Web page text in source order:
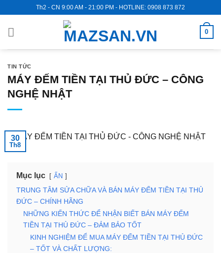
content
Th2 - CN 9:00 AM - 21:00 PM - HOTLINE: 0908 873 872
0
TIN TỨC
MÁY ĐẾM TIỀN TẠI THỦ ĐỨC – CÔNG
NGHỆ NHẬT
30
Th8
Mục lục ẨN
TRUNG TÂM SỬA CHỮA VÀ BÁN MÁY ĐẾM TIỀN TẠI THỦ
ĐỨC – CHÍNH HÃNG
NHỮNG KIẾN THỨC ĐỂ NHẬN BIẾT BÁN MÁY ĐẾM
TIỀN TẠI THỦ ĐỨC – ĐẢM BẢO TỐT
KINH NGHIỆM ĐỂ MUA MÁY ĐẾM TIỀN TẠI THỦ ĐỨC
– TỐT VÀ CHẤT LƯỢNG: